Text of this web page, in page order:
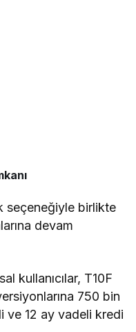
seçeneğiyle birlikte
devam
kullanıcılar, T10F
750 bin
ve 12 ay vadeli kredi